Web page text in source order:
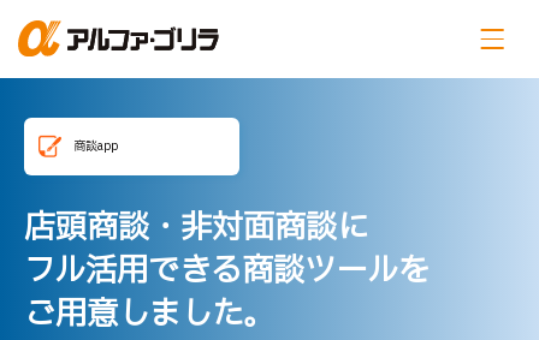
商談app
店頭商談・非対面商談に
フル活用できる商談ツールを
ご用意しました。